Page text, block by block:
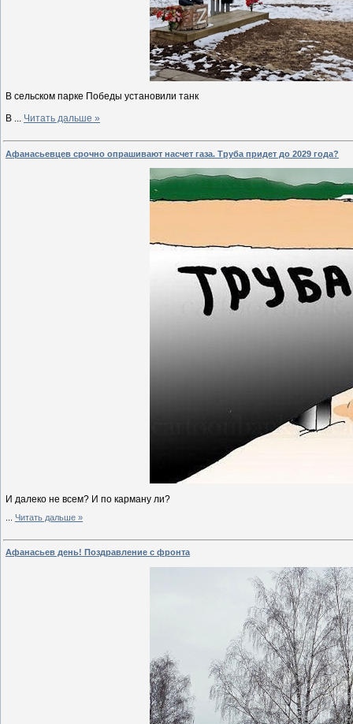
В сельском парке Победы установили танк
В ... Читать дальше »
Афанасьевцев срочно опрашивают насчет газа. Труба придет до 2029 года?
И далеко не всем? И по карману ли?
... Читать дальше »
Афанасьев день! Поздравление с фронта